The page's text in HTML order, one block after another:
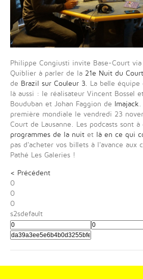
Philippe Congiusti invite Base-Court
Quiblier à parler de la 21e Nuit du
de Brazil sur Couleur 3. La belle équipe
là aussi : le réalisateur Vincent Bossel
Bouduban et Johan Faggion de Imajack.
première mondiale le vendredi 23
Court de Lausanne. Les podcasts sont à
programmes de la nuit et là en ce qui
pas d'acheter vos billets à l'avance aux
Pathé Les Galeries !
< Précédent
0
0
0
s2sdefault